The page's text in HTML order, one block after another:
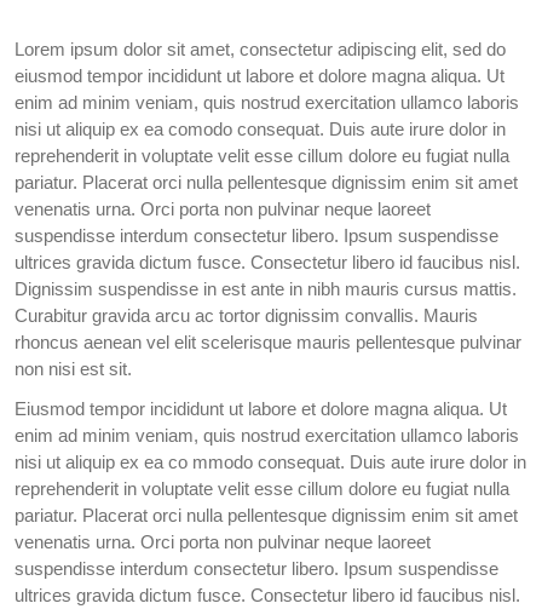
Lorem ipsum dolor sit amet, consectetur adipiscing elit, sed do
eiusmod tempor incididunt ut labore et dolore magna aliqua. Ut
enim ad minim veniam, quis nostrud exercitation ullamco laboris
nisi ut aliquip ex ea comodo consequat. Duis aute irure dolor in
reprehenderit in voluptate velit esse cillum dolore eu fugiat nulla
pariatur. Placerat orci nulla pellentesque dignissim enim sit amet
venenatis urna. Orci porta non pulvinar neque laoreet
suspendisse interdum consectetur libero. Ipsum suspendisse
ultrices gravida dictum fusce. Consectetur libero id faucibus nisl.
Dignissim suspendisse in est ante in nibh mauris cursus mattis.
Curabitur gravida arcu ac tortor dignissim convallis. Mauris
rhoncus aenean vel elit scelerisque mauris pellentesque pulvinar
non nisi est sit.
Eiusmod tempor incididunt ut labore et dolore magna aliqua. Ut
enim ad minim veniam, quis nostrud exercitation ullamco laboris
nisi ut aliquip ex ea co mmodo consequat. Duis aute irure dolor in
reprehenderit in voluptate velit esse cillum dolore eu fugiat nulla
pariatur. Placerat orci nulla pellentesque dignissim enim sit amet
venenatis urna. Orci porta non pulvinar neque laoreet
suspendisse interdum consectetur libero. Ipsum suspendisse
ultrices gravida dictum fusce. Consectetur libero id faucibus nisl.